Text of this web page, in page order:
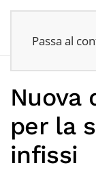
Passa al
Nuova
per la
infissi